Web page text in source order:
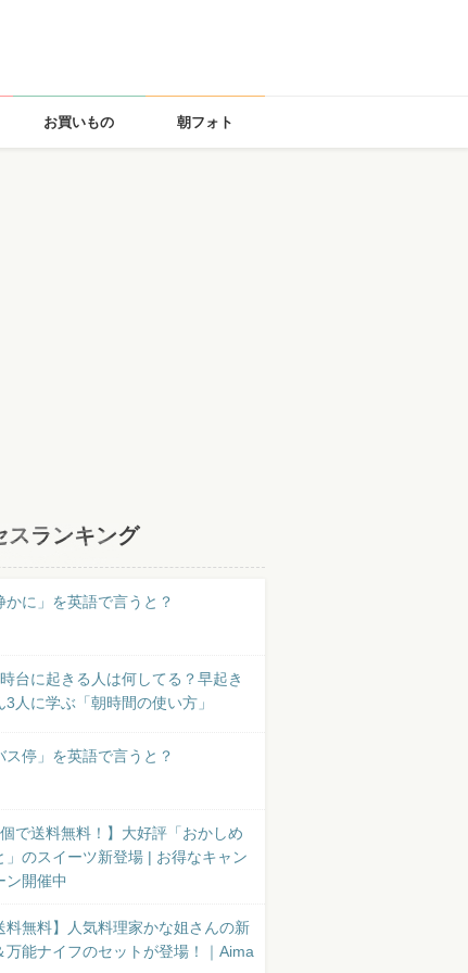
お買いもの 朝フォト
スランキング
かに」を英語で言うと？
台に起きる人は何してる？早起き
3人に学ぶ「朝時間の使い方」
ス停」を英語で言うと？
個で送料無料！】大好評「おかしめ
」のスイーツ新登場 | お得なキャン
ン開催中
料無料】人気料理家かな姐さんの新
万能ナイフのセットが登場！｜Aima